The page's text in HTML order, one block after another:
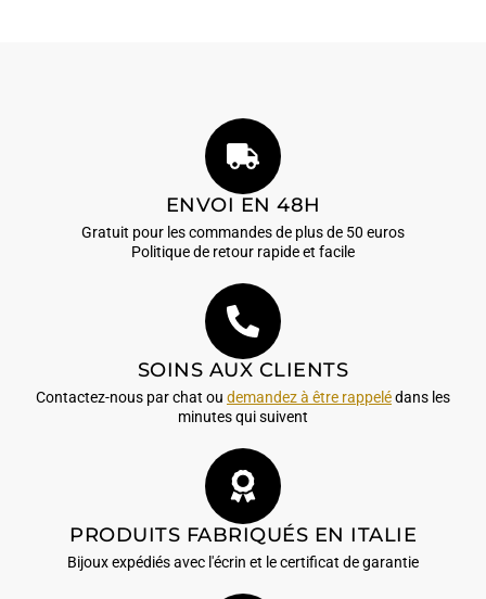
ENVOI EN 48H
Gratuit pour les commandes de plus de 50 euros
Politique de retour rapide et facile
SOINS AUX CLIENTS
Contactez-nous par chat ou demandez à être rappelédans les
minutes qui suivent
PRODUITS FABRIQUÉS EN ITALIE
Bijoux expédiés avec l'écrin et le certificat de garantie